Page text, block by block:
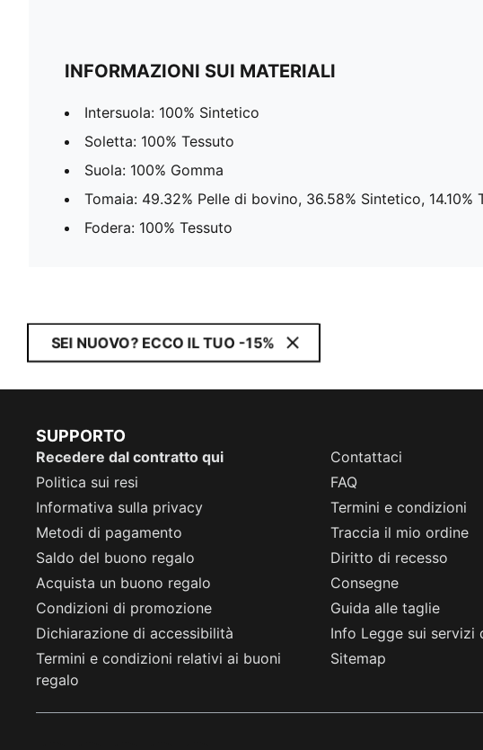
INFORMAZIONI SUI MATERIALI
Intersuola: 100% Sintetico
Soletta: 100% Tessuto
Suola: 100% Gomma
Tomaia: 49.32% Pelle di bovino, 36.58% Sintetico, 14.10%
Fodera: 100% Tessuto
SEI NUOVO? ECCO IL TUO -15%
SUPPORTO
Recedere dal contratto qui
Contattaci
Politica sui resi
FAQ
Informativa sulla privacy
Termini e condizioni
Metodi di pagamento
Traccia il mio ordine
Saldo del buono regalo
Diritto di recesso
Acquista un buono regalo
Consegne
Condizioni di promozione
Guida alle taglie
Dichiarazione di accessibilità
Info Legge sui servizi
Termini e condizioni relativi ai buoni
regalo
Sitemap